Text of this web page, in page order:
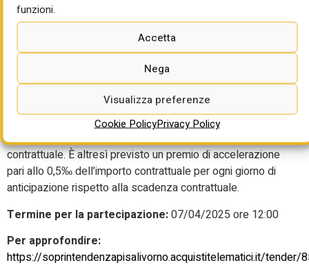
funzioni.
Accetta
Nega
Visualizza preferenze
Cookie PolicyPrivacy Policy
dati; 5 punti per gestione ambientale e ottimizzazione delle
risorse.
Per l’esecuzione dei lavori sono previsti 453 giorni naturali
e consecutivi decorrenti dalla data del verbale di
consegna. Per ogni giorno di ritardo nell’ultimazione dei
lavori si prevede una penale pari al 1‰ dell’importo netto
contrattuale e, comunque, l’ammontare totale delle penali
non può essere superiore al 10% dell’importo netto
contrattuale. È altresì previsto un premio di accelerazione
pari allo 0,5‰ dell’importo contrattuale per ogni giorno di
anticipazione rispetto alla scadenza contrattuale.
Termine per la partecipazione:07/04/2025 ore 12:00
Per approfondire:
https://soprintendenzapisalivorno.acquistitelematici.it/tender/